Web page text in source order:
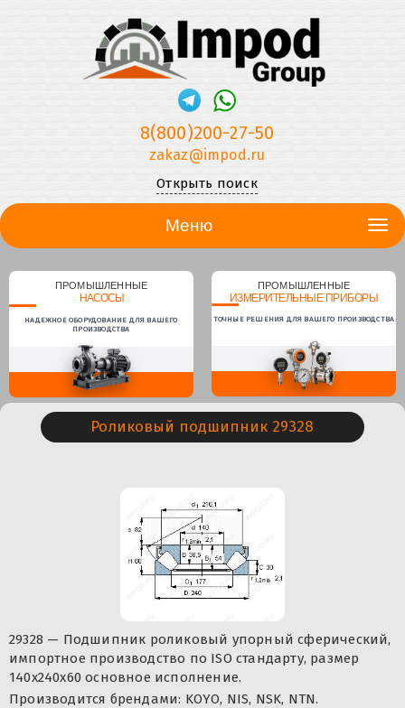
8(800)200-27-50
zakaz@impod.ru
Открыть поиск
Меню
ПРОМЫШЛЕННЫЕ
НАСОСЫ
НАДЕЖНОЕ ОБОРУДОВАНИЕ ДЛЯ ВАШЕГО
ПРОИЗВОДСТВА
ПРОМЫШЛЕННЫЕ
ИЗМЕРИТЕЛЬНЫЕ ПРИБОРЫ
ТОЧНЫЕ РЕШЕНИЯ ДЛЯ ВАШЕГО ПРОИЗВОДСТВА
Роликовый подшипник 29328
29328 — Подшипник роликовый упорный сферический,
импортное производство по ISO стандарту, размер
140x240x60 основное исполнение.
Производится брендами: KOYO, NIS, NSK, NTN.